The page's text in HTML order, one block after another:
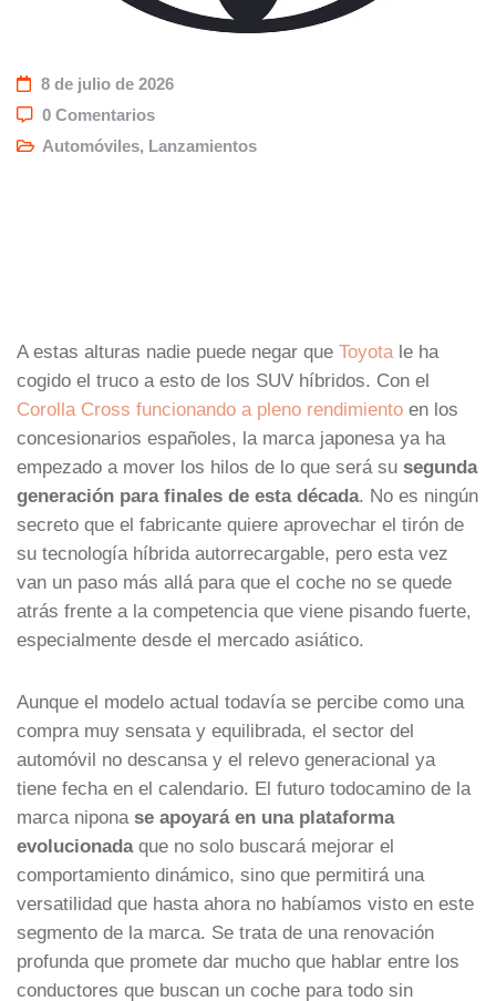
8 de julio de 2026
0 Comentarios
Automóviles, Lanzamientos
A estas alturas nadie puede negar que Toyota le ha
cogido el truco a esto de los SUV híbridos. Con el
Corolla Cross funcionando a pleno rendimiento en los
concesionarios españoles, la marca japonesa ya ha
empezado a mover los hilos de lo que será su segunda
generación para finales de esta década. No es ningún
secreto que el fabricante quiere aprovechar el tirón de
su tecnología híbrida autorrecargable, pero esta vez
van un paso más allá para que el coche no se quede
atrás frente a la competencia que viene pisando fuerte,
especialmente desde el mercado asiático.
Aunque el modelo actual todavía se percibe como una
compra muy sensata y equilibrada, el sector del
automóvil no descansa y el relevo generacional ya
tiene fecha en el calendario. El futuro todocamino de la
marca nipona se apoyará en una plataforma
evolucionadaque no solo buscará mejorar el
comportamiento dinámico, sino que permitirá una
versatilidad que hasta ahora no habíamos visto en este
segmento de la marca. Se trata de una renovación
profunda que promete dar mucho que hablar entre los
conductores que buscan un coche para todo sin